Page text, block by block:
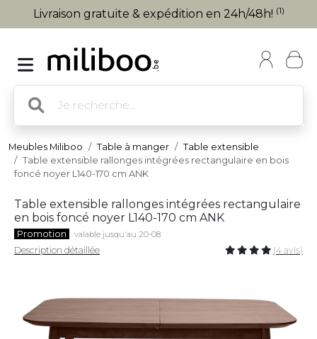
Livraison gratuite & expédition en 24h/48h! (1)
Meubles Miliboo Table à manger
Table extensible
Table extensible rallonges intégrées rectangulaire en bois
foncé noyer L140-170 cm ANK
Table extensible rallonges intégrées rectangulaire
en bois foncé noyer L140-170 cm ANK
Promotion valable jusqu'au 20-08
Description détaillée (4 avis)